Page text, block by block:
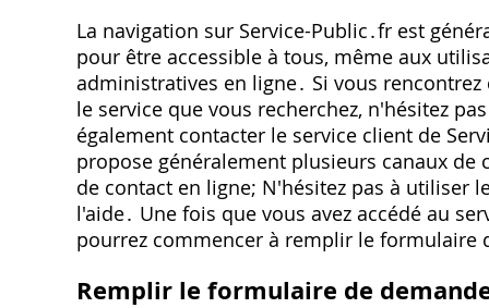
La navigation sur Service-Public․fr est
pour être accessible à tous, même aux
administratives en ligne․ Si vous
le service que vous recherchez, n'hésitez
également contacter le service client de
propose généralement plusieurs canaux
de contact en ligne; N'hésitez pas à utiliser
l'aide․ Une fois que vous avez accédé au
pourrez commencer à remplir le formulaire
Remplir le formulaire de